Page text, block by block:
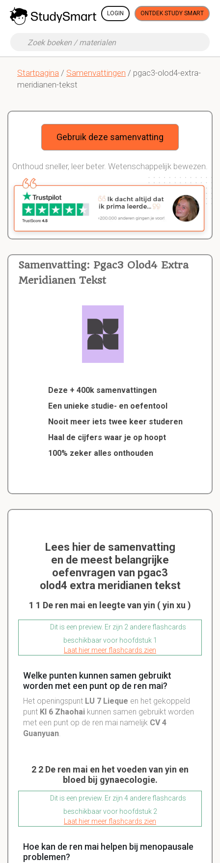
LOGIN ONTDEK STUDY SMART
Startpagina / Samenvattingen / pgac3-olod4-extra-
meridianen-tekst
Samenvatting: Pgac3 Olod4 Extra
Meridianen Tekst
Deze + 400k samenvattingen
Een unieke studie- en oefentool
Nooit meer iets twee keer studeren
Haal de cijfers waar je op hoopt
100% zeker alles onthouden
Gebruik deze samenvatting
Onthoud sneller, leer beter. Wetenschappelijk bewezen.
Lees hier de samenvatting
en de meest belangrijke
oefenvragen van pgac3
olod4 extra meridianen tekst
1 1 De ren mai en leegte van yin ( yin xu )
Dit is een preview. Er zijn 2 andere flashcards
beschikbaar voor hoofdstuk 1
Laat hier meer flashcards zien
Welke punten kunnen samen gebruikt
worden met een punt op de ren mai?
Het openingspunt LU 7 Lieque en het gekoppeld
punt KI 6 Zhaohai kunnen samen gebruikt worden
met een punt op de ren mai namelijk CV 4
Guanyuan.
2 2 De ren mai en het voeden van yin en
bloed bij gynaecologie.
Dit is een preview. Er zijn 4 andere flashcards
beschikbaar voor hoofdstuk 2
Laat hier meer flashcards zien
Hoe kan de ren mai helpen bij menopausale
problemen?